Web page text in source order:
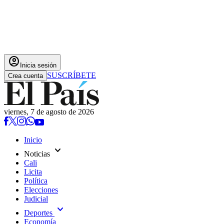
account_circle Inicia sesión
Crea cuenta SUSCRÍBETE
viernes, 7 de agosto de 2026
Inicio
Noticias expand_more
Cali
Licita
Política
Elecciones
Judicial
Deportes expand_more
Economía